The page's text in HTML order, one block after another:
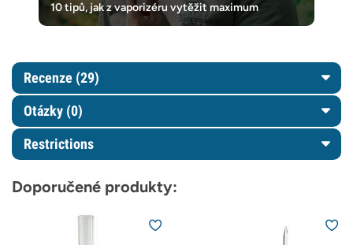
10 tipů, jak z vaporizéru vytěžit maximum
Recenze (29)
Otázky (0)
Restrictions
Doporučené produkty: